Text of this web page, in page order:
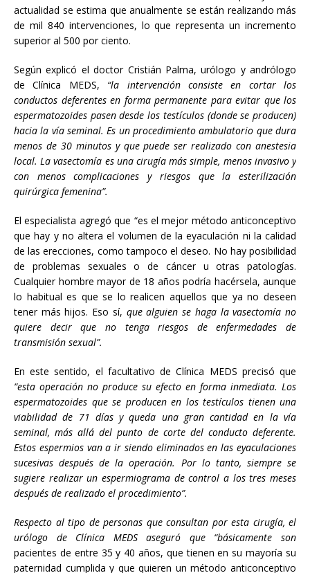
actualidad se estima que anualmente se están realizando más
de mil 840 intervenciones, lo que representa un incremento
superior al 500 por ciento.
Según explicó el doctor Cristián Palma, urólogo y andrólogo
de Clínica MEDS, “la intervención consiste en cortar los
conductos deferentes en forma permanente para evitar que los
espermatozoides pasen desde los testículos (donde se producen)
hacia la vía seminal. Es un procedimiento ambulatorio que dura
menos de 30 minutos y que puede ser realizado con anestesia
local. La vasectomía es una cirugía más simple, menos invasivo y
con menos complicaciones y riesgos que la esterilización
quirúrgica femenina”.
El especialista agregó que “es el mejor método anticonceptivo
que hay y no altera el volumen de la eyaculación ni la calidad
de las erecciones, como tampoco el deseo. No hay posibilidad
de problemas sexuales o de cáncer u otras patologías.
Cualquier hombre mayor de 18 años podría hacérsela, aunque
lo habitual es que se lo realicen aquellos que ya no deseen
tener más hijos. Eso sí, que alguien se haga la vasectomía no
quiere decir que no tenga riesgos de enfermedades de
transmisión sexual”.
En este sentido, el facultativo de Clínica MEDS precisó que
“esta operación no produce su efecto en forma inmediata. Los
espermatozoides que se producen en los testículos tienen una
viabilidad de 71 días y queda una gran cantidad en la vía
seminal, más allá del punto de corte del conducto deferente.
Estos espermios van a ir siendo eliminados en las eyaculaciones
sucesivas después de la operación. Por lo tanto, siempre se
sugiere realizar un espermiograma de control a los tres meses
después de realizado el procedimiento”.
Respecto al tipo de personas que consultan por esta cirugía, el
urólogo de Clínica MEDS aseguró que “básicamente son
pacientes de entre 35 y 40 años, que tienen en su mayoría su
paternidad cumplida y que quieren un método anticonceptivo